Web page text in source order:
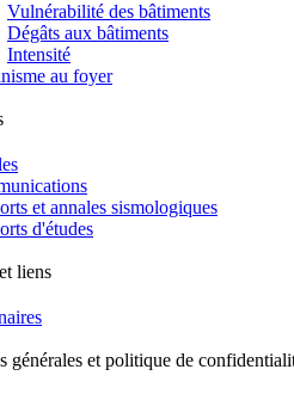
Vulnérabilité des bâtiments
Dégâts aux bâtiments
Intensité
au foyer
et annales sismologiques
d'études
liens
générales et politique de